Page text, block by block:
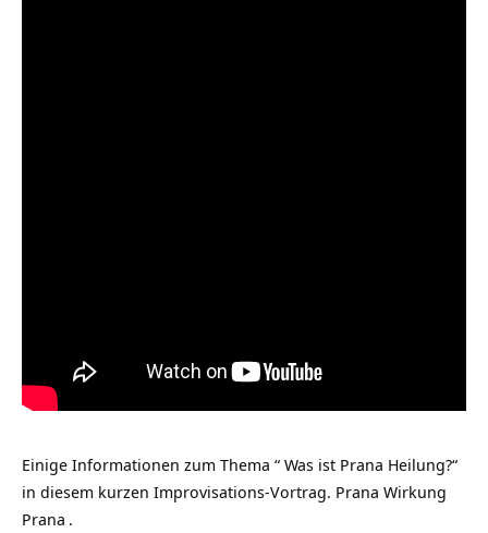
Einige Informationen zum Thema “ Was ist Prana Heilung?“
in diesem kurzen Improvisations-Vortrag. Prana Wirkung
Prana .